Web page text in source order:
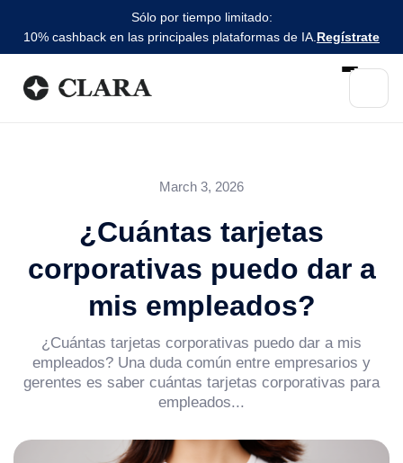
Sólo por tiempo limitado:
10% cashback en las principales plataformas de IA. Regístrate
March 3, 2026
¿Cuántas tarjetas
corporativas puedo dar a
mis empleados?
¿Cuántas tarjetas corporativas puedo dar a mis
empleados? Una duda común entre empresarios y
gerentes es saber cuántas tarjetas corporativas para
empleados...